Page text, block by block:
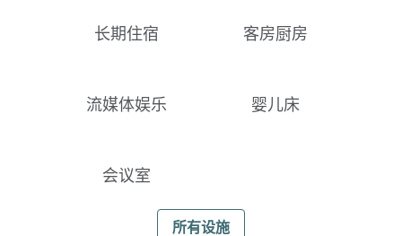
长期住宿 客房厨房
流媒体娱乐 婴儿床
会议室
所有设施